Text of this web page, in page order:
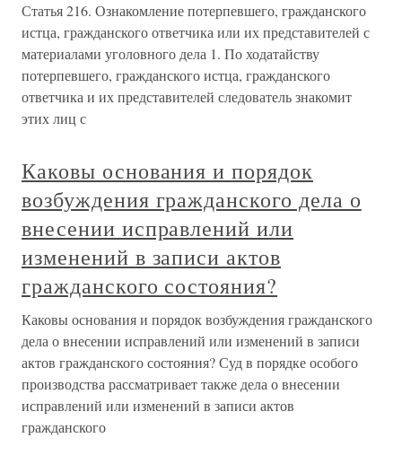
Статья 216. Ознакомление потерпевшего, гражданского
истца, гражданского ответчика или их представителей с
материалами уголовного дела 1. По ходатайству
потерпевшего, гражданского истца, гражданского
ответчика и их представителей следователь знакомит
этих лиц с
Каковы основания и порядок
возбуждения гражданского дела о
внесении исправлений или
изменений в записи актов
гражданского состояния?
Каковы основания и порядок возбуждения гражданского
дела о внесении исправлений или изменений в записи
актов гражданского состояния? Суд в порядке особого
производства рассматривает также дела о внесении
исправлений или изменений в записи актов
гражданского